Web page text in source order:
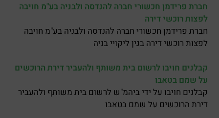
חברת פרידמן חכשורי חברה להנדסה ולבניה בע"מ חויבה
לפצות רוכשי דירה
חברת פרידמן חכשורי חברה להנדסה ולבניה בע"מ חויבה
לפצות רוכשי דירה בגין ליקויי בניה
קבלנים חויבו לרשום בית משותף ולהעביר דירת הרוכשים
על שמם בטאבו
קבלנים חויבו על ידי ביהמ"ש לרשום בית משותף ולהעביר
דירת הרוכשים על שמם בטאבו